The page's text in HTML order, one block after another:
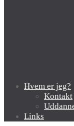
Hvem er jeg?
Kontakt
Links